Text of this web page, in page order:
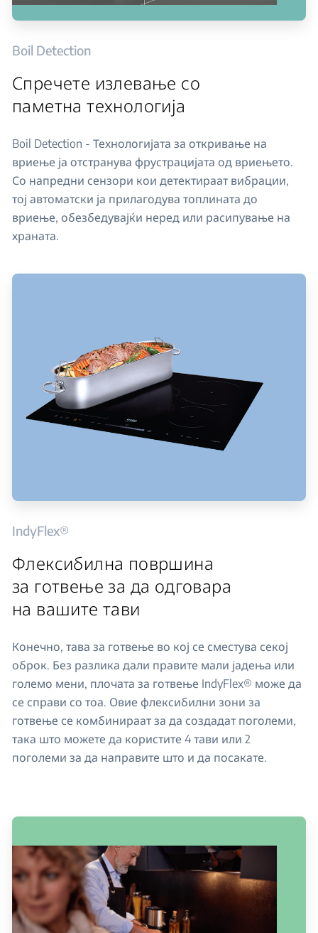
Boil Detection
Спречете излевање со
паметна технологија
Boil Detection - Технологијата за откривање на
вриење ја отстранува фрустрацијата од вриењето.
Со напредни сензори кои детектираат вибрации,
тој автоматски ја прилагодува топлината до
вриење, обезбедувајќи неред или расипување на
храната.
IndyFlex®
Флексибилна површина
за готвење за да одговара
на вашите тави
Конечно, тава за готвење во кој се сместува секој
оброк. Без разлика дали правите мали јадења или
големо мени, плочата за готвење IndyFlex® може да
се справи со тоа. Овие флексибилни зони за
готвење се комбинираат за да создадат поголеми,
така што можете да користите 4 тави или 2
поголеми за да направите што и да посакате.